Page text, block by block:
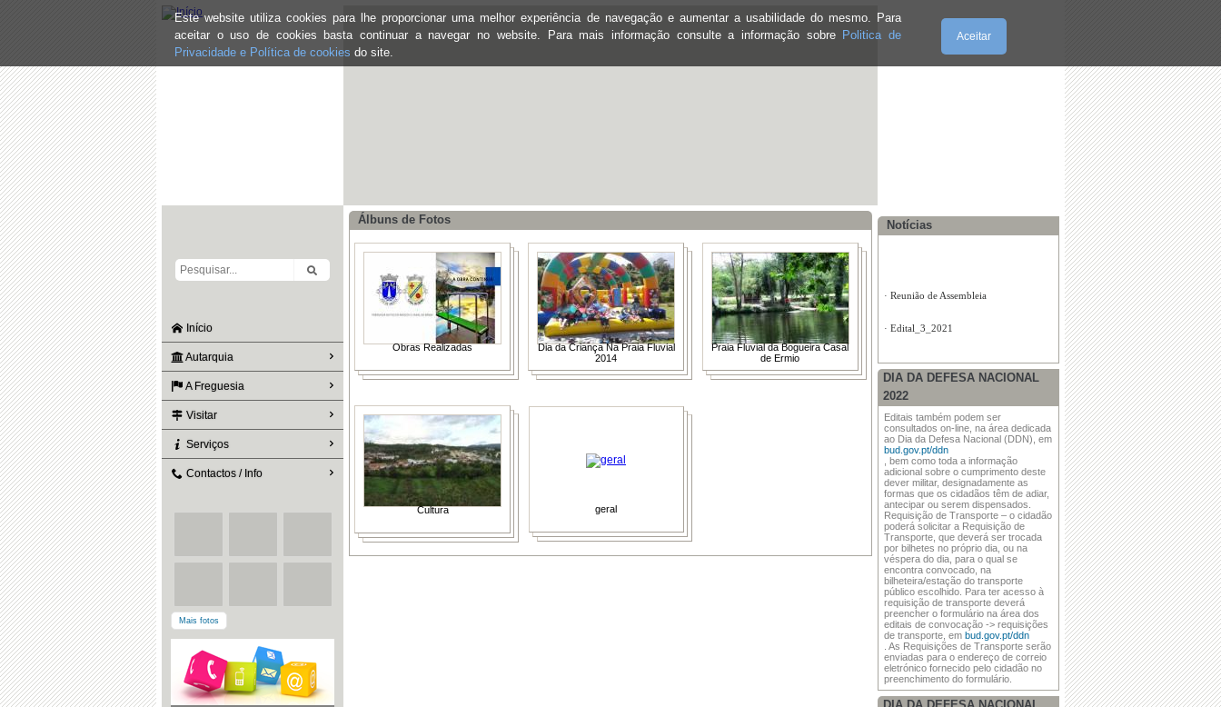
Este website utiliza cookies para lhe proporcionar uma melhor experiência de navegação e aumentar a usabilidade do mesmo. Para
aceitar o uso de cookies basta continuar a navegar no website. Para mais informação consulte a informação sobre Politica de
Privacidade e Política de cookies do site.
Aceitar
Início
Autarquia
A Freguesia
Visitar
Serviços
Contactos / Info
Mais fotos
Álbuns de Fotos
Obras Realizadas
Dia da Criança Na Praia Fluvial
2014
Praia Fluvial da Bogueira Casal
de Ermio
Cultura geral
Notícias
·REUNIÃO DE ASSEMBLEIA DE
FREGUESIA
DIA DA DEFESA NACIONAL
2022
Editais também podem ser
consultados on-line, na área dedicada
ao Dia da Defesa Nacional (DDN), em
bud.gov.pt/ddn
, bem como toda a informação
adicional sobre o cumprimento deste
dever militar, designadamente as
formas que os cidadãos têm de adiar,
antecipar ou serem dispensados.
Requisição de Transporte – o cidadão
poderá solicitar a Requisição de
Transporte, que deverá ser trocada
por bilhetes no próprio dia, ou na
véspera do dia, para o qual se
encontra convocado, na
bilheteira/estação do transporte
público escolhido. Para ter acesso à
requisição de transporte deverá
preencher o formulário na área dos
editais de convocação -> requisições
de transporte, em bud.gov.pt/ddn
. As Requisições de Transporte serão
enviadas para o endereço de correio
eletrónico fornecido pelo cidadão no
preenchimento do formulário.